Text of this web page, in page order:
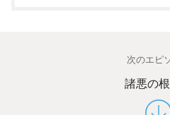
次のエピ
諸悪の